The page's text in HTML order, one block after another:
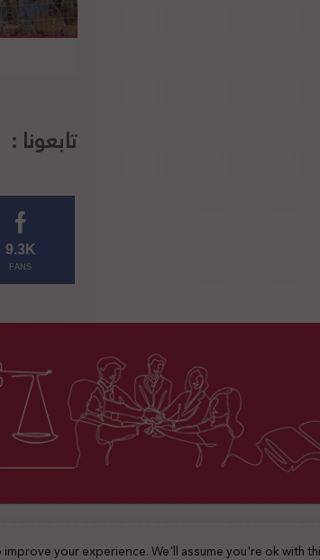
تابعونا :
9.3K
FANS
your experience. We'll assume you're ok with